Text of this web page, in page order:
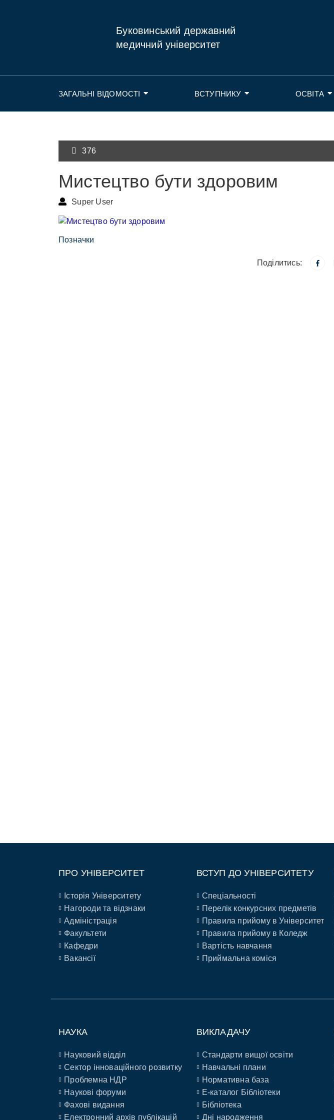
Буковинський державний
медичний університет
ЗАГАЛЬНІ ВІДОМОСТІ ВСТУПНИКУ ОСВІТА
376
Мистецтво бути здоровим
Super User
Позначки
Поділитись:
ПРО УНІВЕРСИТЕТ
Історія Університету
Нагороди та відзнаки
Адміністрація
Факультети
Кафедри
Вакансії
ВСТУП ДО УНІВЕРСИТЕТУ
Спеціальності
Перелік конкурсних предметів
Правила прийому в Університет
Правила прийому в Коледж
Вартість навчання
Приймальна коміся
НАУКА
Науковий відділ
Сектор інноваційного розвитку
Проблемна НДР
Наукові форуми
Фахові видання
Електронний архів публікацій
ВИКЛАДАЧУ
Стандарти вищої освіти
Навчальні плани
Нормативна база
E-каталог Бібліотеки
Бібліотека
Дні народження